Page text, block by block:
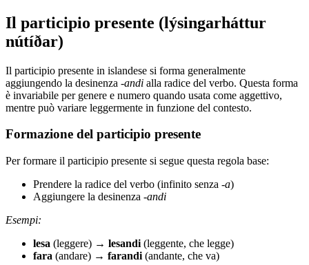
Il participio presente (lýsingarháttur
nútíðar)
Il participio presente in islandese si forma generalmente
aggiungendo la desinenza -andi alla radice del verbo. Questa forma
è invariabile per genere e numero quando usata come aggettivo,
mentre può variare leggermente in funzione del contesto.
Formazione del participio presente
Per formare il participio presente si segue questa regola base:
Prendere la radice del verbo (infinito senza -a)
Aggiungere la desinenza -andi
Esempi:
lesa (leggere) → lesandi (leggente, che legge)
fara (andare) → farandi (andante, che va)